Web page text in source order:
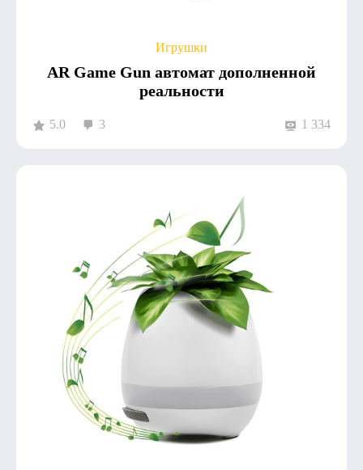
Игрушки
AR Game Gun автомат дополненной
реальности
5.0 3 1 334